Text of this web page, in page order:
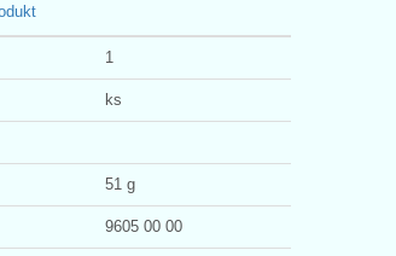
1
ks
51 g
9605 00 00